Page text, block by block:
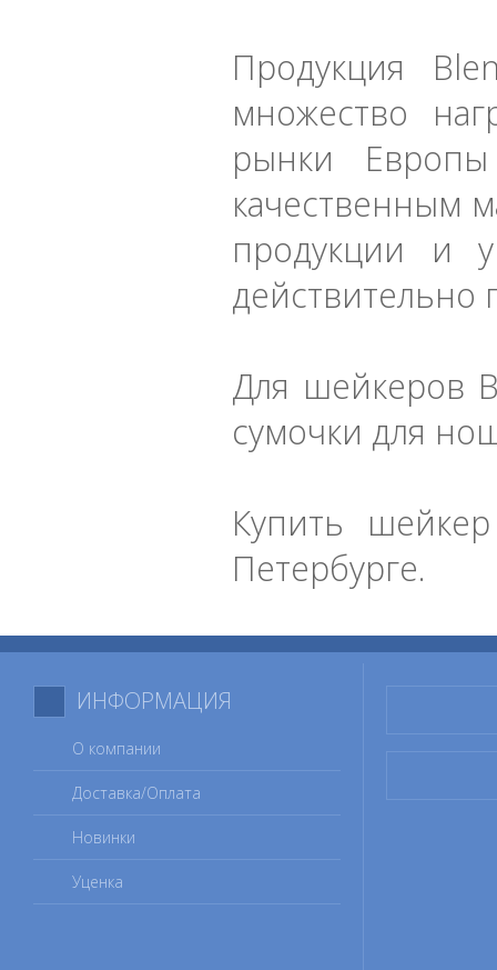
Продукция
множество
рынки
качественным
продукции и
действительно
Для шейкеров
сумочки для
Купить
Петербурге.
ИНФОРМАЦИЯ
О компании
Доставка/Оплата
Новинки
Уценка